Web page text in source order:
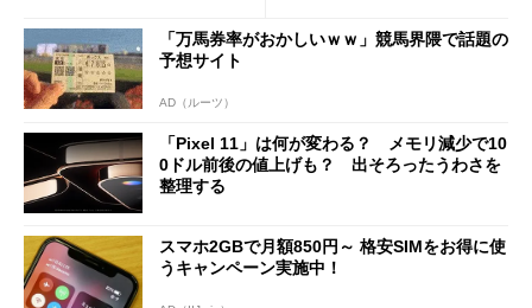
「万馬券率がおかしいｗｗ」競馬界隈で話題の
予想サイト
AD（ルーツ）
「Pixel 11」は何が変わる？ メモリ減少で10
0ドル前後の値上げも？ 出そろったうわさを
整理する
スマホ2GBで月額850円～ 格安SIMをお得に使
うキャンペーン実施中！